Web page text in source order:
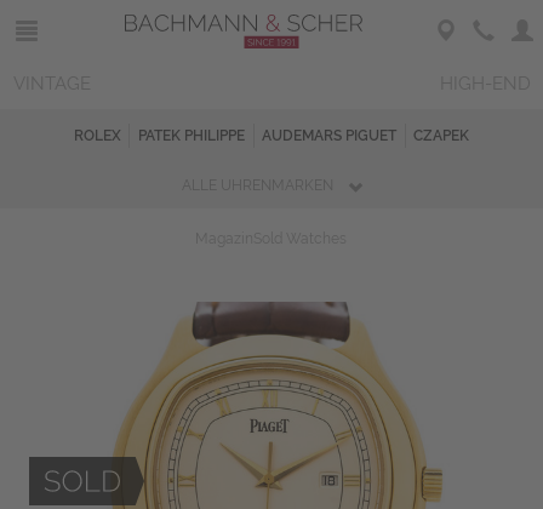
ROLEX PATEK PHILIPPE AUDEMARS PIGUET CZAPEK